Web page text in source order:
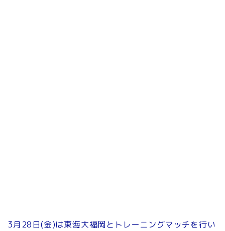
3月28日(金)は東海大福岡とトレーニングマッチを行い